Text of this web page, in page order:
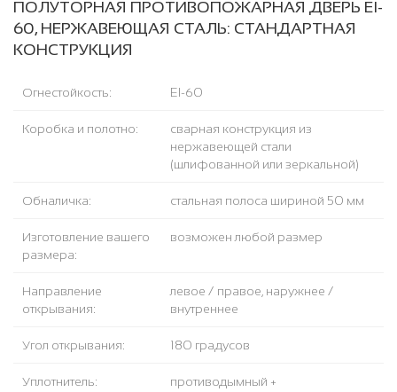
ПОЛУТОРНАЯ ПРОТИВОПОЖАРНАЯ ДВЕРЬ EI-
60, НЕРЖАВЕЮЩАЯ СТАЛЬ: СТАНДАРТНАЯ
КОНСТРУКЦИЯ
Огнестойкость: EI-60
Коробка и полотно:
сварная конструкция из
нержавеющей стали
(шлифованной или зеркальной)
Обналичка: стальная полоса шириной 50 мм
Изготовление вашего
размера:
возможен любой размер
Направление
открывания:
левое / правое, наружнее /
внутреннее
Угол открывания: 180 градусов
Уплотнитель:
противодымный +